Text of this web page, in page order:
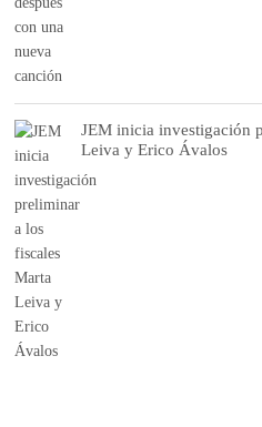
JEM inicia investigación
Leiva y Erico Ávalos